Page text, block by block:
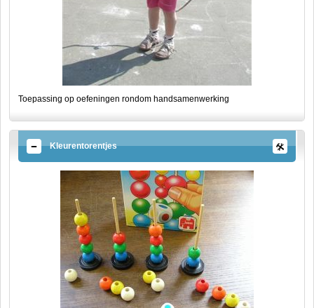
Toepassing op oefeningen rondom handsamenwerking
Kleurentorentjes